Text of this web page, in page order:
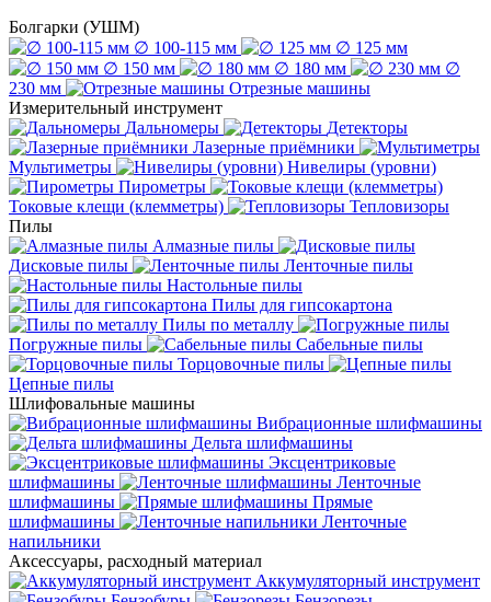
Болгарки (УШМ)
∅ 100-115 мм
∅ 125 мм
∅ 150 мм
∅ 180 мм
∅
230 мм
Отрезные машины
Измерительный инструмент
Дальномеры
Детекторы
Лазерные приёмники
Мультиметры
Нивелиры (уровни)
Пирометры
Токовые клещи (клемметры)
Тепловизоры
Пилы
Алмазные пилы
Дисковые пилы
Ленточные пилы
Настольные пилы
Пилы для гипсокартона
Пилы по металлу
Погружные пилы
Сабельные пилы
Торцовочные пилы
Цепные пилы
Шлифовальные машины
Вибрационные шлифмашины
Дельта шлифмашины
Эксцентриковые
шлифмашины
Ленточные
шлифмашины
Прямые
шлифмашины
Ленточные
напильники
Аксессуары, расходный материал
Аккумуляторный инструмент